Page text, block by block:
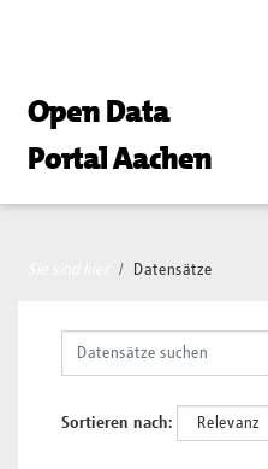
Open Data
Portal Aachen
Datensätze
Sortieren nach